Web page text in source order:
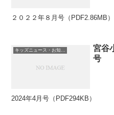
２０２２年８月号（PDF2.86MB）
宮谷
号
2024年4月号（PDF294KB）